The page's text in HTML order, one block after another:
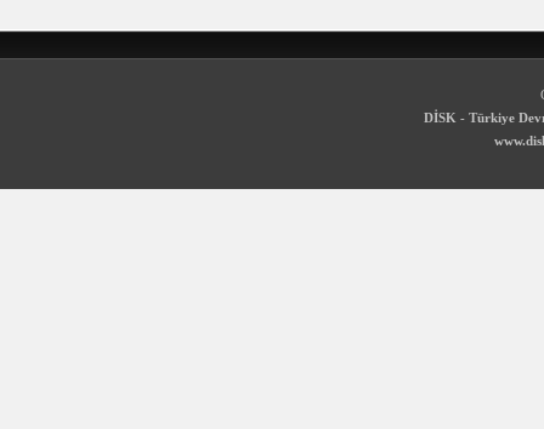
DİSK - Türkiye